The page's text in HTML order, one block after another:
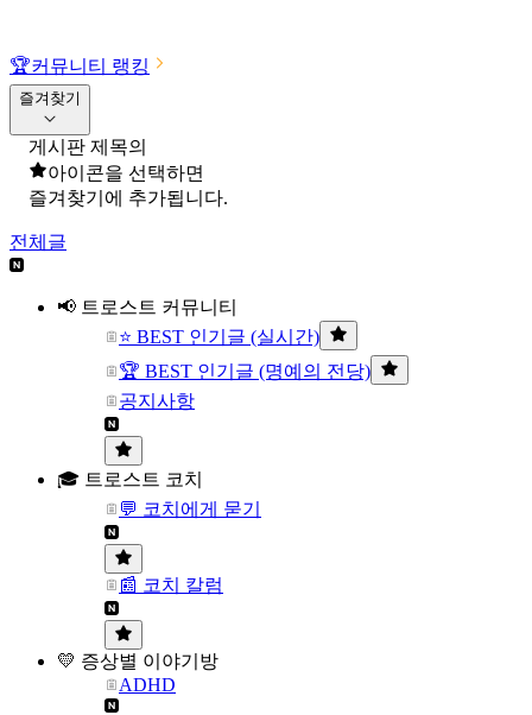
🏆커뮤니티 랭킹
즐겨찾기
게시판 제목의
아이콘을 선택하면
즐겨찾기에 추가됩니다.
전체글
📢 트로스트 커뮤니티
⭐ BEST 인기글 (실시간)
🏆 BEST 인기글 (명예의 전당)
공지사항
🎓 트로스트 코치
💬 코치에게 묻기
📰 코치 칼럼
💛 증상별 이야기방
ADHD